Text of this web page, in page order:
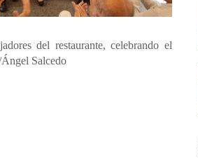
del restaurante, celebrando el
Salcedo